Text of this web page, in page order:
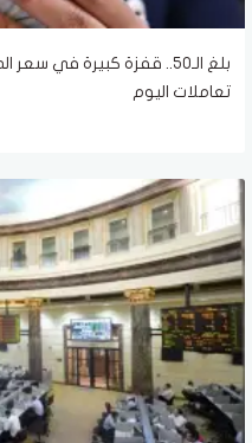
بلغ الـ50.. قفزة كبيرة في
تعاملات اليوم